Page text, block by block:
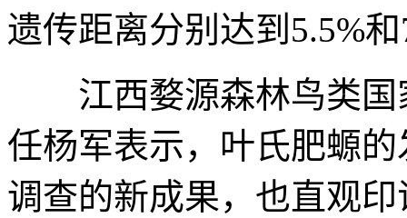
遗传距离分别达到5.5%
江西婺源森林鸟类国
任杨军表示，叶氏肥螈
调查的新成果，也直观